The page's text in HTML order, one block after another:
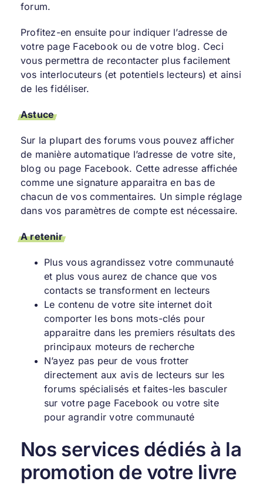
forum.
Profitez-en ensuite pour indiquer l’adresse de
votre page Facebook ou de votre blog. Ceci
vous permettra de recontacter plus facilement
vos interlocuteurs (et potentiels lecteurs) et ainsi
de les fidéliser.
Astuce
Sur la plupart des forums vous pouvez afficher
de manière automatique l’adresse de votre site,
blog ou page Facebook. Cette adresse affichée
comme une signature apparaitra en bas de
chacun de vos commentaires. Un simple réglage
dans vos paramètres de compte est nécessaire.
A retenir
Plus vous agrandissez votre communauté
et plus vous aurez de chance que vos
contacts se transforment en lecteurs
Le contenu de votre site internet doit
comporter les bons mots-clés pour
apparaitre dans les premiers résultats des
principaux moteurs de recherche
N’ayez pas peur de vous frotter
directement aux avis de lecteurs sur les
forums spécialisés et faites-les basculer
sur votre page Facebook ou votre site
pour agrandir votre communauté
Nos services dédiés à la
promotion de votre livre